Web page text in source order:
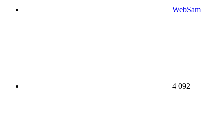
WebSam
4 092